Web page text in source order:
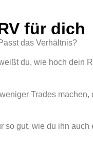
für dich
das Verhältnis?
du, wie hoch dein
Trades machen,
so gut, wie du ihn auch